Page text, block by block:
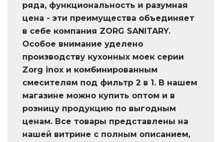
ряда, функциональность и разумная
цена - эти преимущества объединяет
в себе компания ZORG SANITARY.
Особое внимание уделено
производству кухонных моек серии
Zorg inox и комбинированным
смесителям под фильтр 2 в 1. В нашем
магазине можно купить оптом и в
розницу продукцию по выгодным
ценам. Все товары представлены на
нашей витрине с полным описанием,